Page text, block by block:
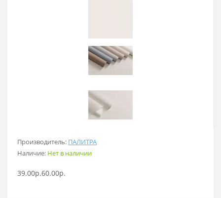
Производитель: ПАЛИТРА
Наличие: Нет в наличии
39.00р.60.00р.